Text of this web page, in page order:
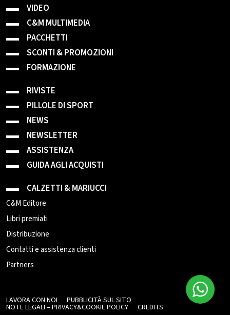
VIDEO
C&M MULTIMEDIA
PACCHETTI
SCONTI & PROMOZIONI
FORMAZIONE
RIVISTE
PILLOLE DI SPORT
NEWS
NEWSLETTER
ASSISTENZA
GUIDA AGLI ACQUISTI
CALZETTI & MARIUCCI
C&M Editore
Libri premiati
Distribuzione
Contatti e assistenza clienti
Partners
LAVORA CON NOI PUBBLICITÀ SUL SITO
NOTE LEGALI – PRIVACY&COOKIE POLICY CREDITS